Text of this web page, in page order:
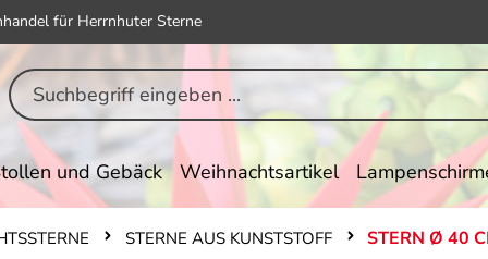
für Herrnhuter Sterne
und Gebäck Weihnachtsartikel
STERNE AUS KUNSTSTOFF STERN Ø 40